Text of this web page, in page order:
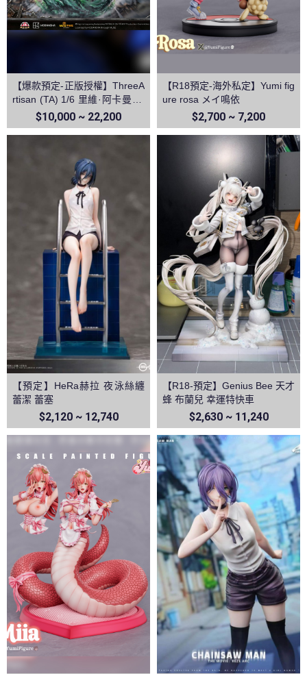
【爆款預定-正版授權】ThreeA
rtisan (TA) 1/6 里維·阿卡曼 利
威爾 進擊的巨人第三季 TPlus
系列
$10,000 ~ 22,200
【R18預定-海外私定】Yumi fig
ure rosa メイ鳴依
$2,700 ~ 7,200
【預定】HeRa赫拉 夜泳絲纏
蕾潔 蕾塞
$2,120 ~ 12,740
【R18-預定】Genius Bee 天才
蜂 布蘭兒 幸運特快車
$2,630 ~ 11,240